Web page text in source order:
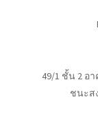
49/1 ชั้น 2 อ
ชนะส